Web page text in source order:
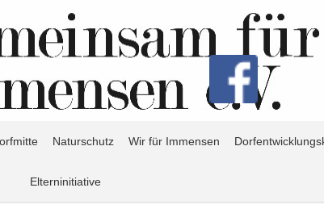
Naturschutz Wir für Immensen
Elterninitiative